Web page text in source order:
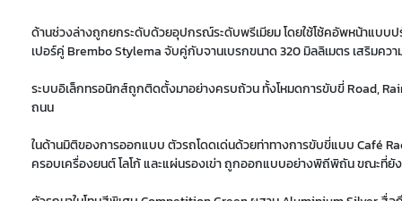
ด้านช่วงล่างถูกยกระดับด้วยอุปกรณ์ระดับพรีเมียม โดยใช้โช้คอัพหน้าแบบ
เปอร์คู่BremboStylema จับคู่กับจานเบรกขนาด 320 มิลลิเมตร เสริมคว
ระบบอิเล็กทรอนิกส์ถูกติดตั้งมาอย่างครบถ้วน ทั้งโหมดการขับขี่ Road,
ถนน
ในด้านมิติของการออกแบบ ตัวรถโดดเด่นด้วยท่าทางการขับขี่แบบ Café
ครอบเครื่องยนต์ โลโก้ และแผ่นรองเข่า ถูกออกแบบอย่างพิถีพิถัน ขณะที่ยั